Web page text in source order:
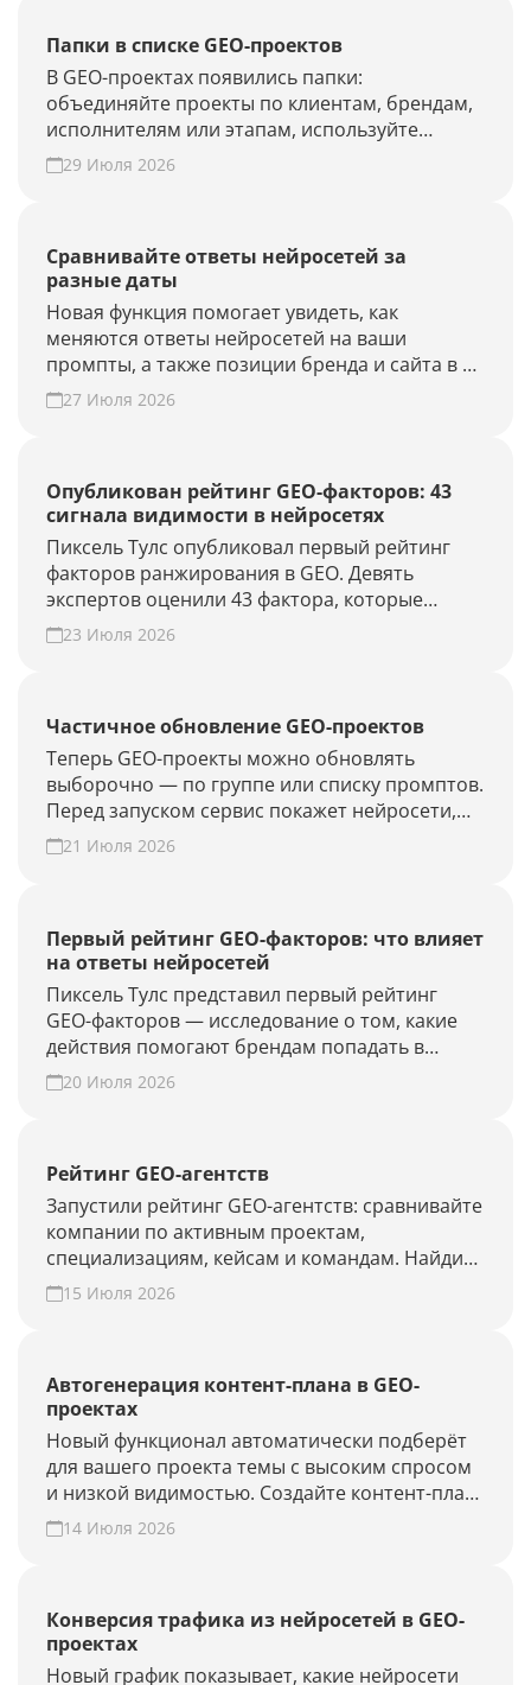
Папки в списке GEO-проектов
В GEO-проектах появились папки:
объединяйте проекты по клиентам, брендам,
исполнителям или этапам, используйте
фильтры и быстрее находите нужные.
Наведите порядок в списке проектов.
29 Июля 2026
Сравнивайте ответы нейросетей за
разные даты
Новая функция помогает увидеть, как
меняются ответы нейросетей на ваши
промпты, а также позиции бренда и сайта в AI-
выдаче.
27 Июля 2026
Опубликован рейтинг GEO-факторов: 43
сигнала видимости в нейросетях
Пиксель Тулс опубликовал первый рейтинг
факторов ранжирования в GEO. Девять
экспертов оценили 43 фактора, которые
влияют на видимость бренда в AI-ответах.
23 Июля 2026
Частичное обновление GEO-проектов
Теперь GEO-проекты можно обновлять
выборочно — по группе или списку промптов.
Перед запуском сервис покажет нейросети,
объём проверки и расход лимитов. Проверьте
новые запросы или результат GEO-работ без
21 Июля 2026
Первый рейтинг GEO-факторов: что влияет
на ответы нейросетей
Пиксель Тулс представил первый рейтинг
GEO-факторов — исследование о том, какие
действия помогают брендам попадать в
ответы нейросетей.
20 Июля 2026
Рейтинг GEO-агентств
Запустили рейтинг GEO-агентств: сравнивайте
компании по активным проектам,
специализациям, кейсам и командам. Найдите
подрядчика для продвижения в ChatGPT,
Алисе AI и Perplexity или добавьте своё
15 Июля 2026
Автогенерация контент-плана в GEO-
проектах
Новый функционал автоматически подберёт
для вашего проекта темы с высоким спросом
и низкой видимостью. Создайте контент-план
за несколько минут и повысьте присутствие
вашего бренда и сайта в ответах нейросетей.
14 Июля 2026
Конверсия трафика из нейросетей в GEO-
проектах
Новый график показывает, какие нейросети